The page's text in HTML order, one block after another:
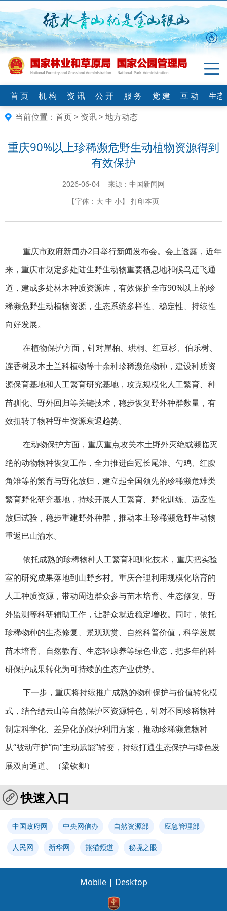
首 页 机 构 资 讯 公 开 服 务 党 建 互 动
生
当前位置： 首页> 资讯>地方动态
重庆90%以上珍稀濒危野生动植物资源得到
有效保护
2026-06-04 来源：中国新闻网
【字体： 大 中 小】 打印本页
重庆市政府新闻办2日举行新闻发布会。会上透露，近年
来，重庆市划定多处陆生野生动物重要栖息地和候鸟迁飞通
道，建成多处林木种质资源库，有效保护全市90%以上的珍
稀濒危野生动植物资源，生态系统多样性、稳定性、持续性
向好发展。
在植物保护方面，针对崖柏、珙桐、红豆杉、伯乐树、
连香树及本土兰科植物等十余种珍稀濒危物种，建设种质资
源保育基地和人工繁育研究基地，攻克规模化人工繁育、种
苗驯化、野外回归等关键技术，稳步恢复野外种群数量，有
效扭转了物种野生资源衰退趋势。
在动物保护方面，重庆重点攻关本土野外灭绝或濒临灭
绝的动物物种恢复工作，全力推进白冠长尾雉、勺鸡、红腹
角雉等的繁育与野化放归，建立起全国领先的珍稀濒危雉类
繁育野化研究基地，持续开展人工繁育、野化训练、适应性
放归试验，稳步重建野外种群，推动本土珍稀濒危野生动物
重返巴山渝水。
依托成熟的珍稀物种人工繁育和驯化技术，重庆把实验
室的研究成果落地到山野乡村。重庆合理利用规模化培育的
人工种质资源，带动周边群众参与苗木培育、生态修复、野
外监测等科研辅助工作，让群众就近稳定增收。同时，依托
珍稀物种的生态修复、景观观赏、自然科普价值，科学发展
苗木培育、自然教育、生态轻康养等绿色业态，把多年的科
研保护成果转化为可持续的生态产业优势。
下一步，重庆将持续推广成熟的物种保护与价值转化模
式，结合缙云山等自然保护区资源特色，针对不同珍稀物种
制定科学化、差异化的保护利用方案，推动珍稀濒危物种
从“被动守护”向“主动赋能”转变，持续打通生态保护与绿色发
展双向通道。（梁钦卿）
快速入口
中国政府网 中央网信办 自然资源部 应急管理部
人民网 新华网 熊猫频道 秘境之眼
Mobile | Desktop